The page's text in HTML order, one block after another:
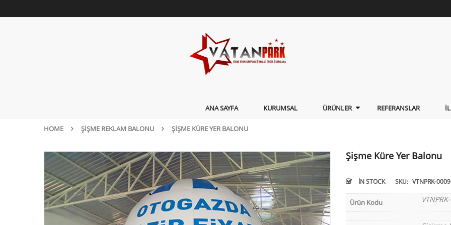
ANA SAYFA KURUMSAL ÜRÜNLER REFERANSLAR
HOME ŞIŞME REKLAM BALONU ŞIŞME KÜRE YER BALONU
Şişme Küre Yer Balonu
IN STOCK SKU: VTNPRK-0009
Ürün Kodu